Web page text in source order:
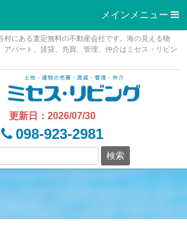
メインメニュー 
村にある査定無料の不動産会社です。海の見える物
アパート、賃貸、売買、管理、仲介はミセス・リビン
更新日：2026/07/30
098-923-2981